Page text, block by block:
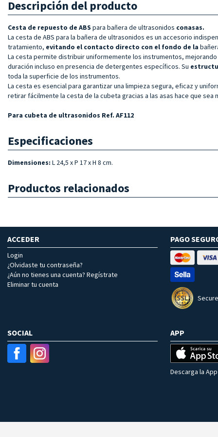
Descripción del producto
Cesta de repuesto de ABS para bañera de ultrasonidos conasas.
La cesta de ABS para la bañera de ultrasonidos es un accesorio
tratamiento, evitando el contacto directo con el fondo de la
La cesta permite distribuir uniformemente los instrumentos,
duración incluso en presencia de detergentes específicos. Su
toda la superficie de los instrumentos.
La cesta es esencial para garantizar una limpieza segura, eficaz y
retirar fácilmente la cesta de la cubeta gracias a las asas hace que
Para cubeta de ultrasonidos Ref. AF112
Especificaciones
Dimensiones: L 24,5 x P 17 x H 8 cm.
Productos relacionados
ACCEDER
Login
¿Olvidaste tu contraseña?
¿Aún no tienes una cuenta? Regístrate
Eliminar tu cuenta
PAGO
SOCIAL APP
Descarga la